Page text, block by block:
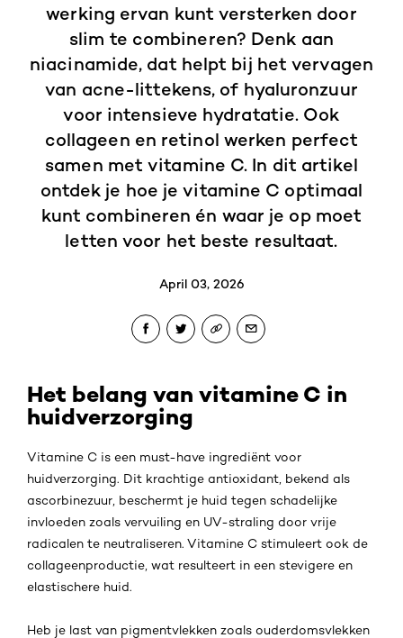
werking ervan kunt versterken door
slim te combineren? Denk aan
niacinamide, dat helpt bij het vervagen
van acne-littekens, of hyaluronzuur
voor intensieve hydratatie. Ook
collageen en retinol werken perfect
samen met vitamine C. In dit artikel
ontdek je hoe je vitamine C optimaal
kunt combineren én waar je op moet
letten voor het beste resultaat.
April 03, 2026
Het belang van vitamine C in
huidverzorging
Vitamine C is een must-have ingrediënt voor
huidverzorging. Dit krachtige antioxidant, bekend als
ascorbinezuur, beschermt je huid tegen schadelijke
invloeden zoals vervuiling en UV-straling door vrije
radicalen te neutraliseren. Vitamine C stimuleert ook de
collageenproductie, wat resulteert in een stevigere en
elastischere huid.
Heb je last van pigmentvlekken zoals ouderdomsvlekken